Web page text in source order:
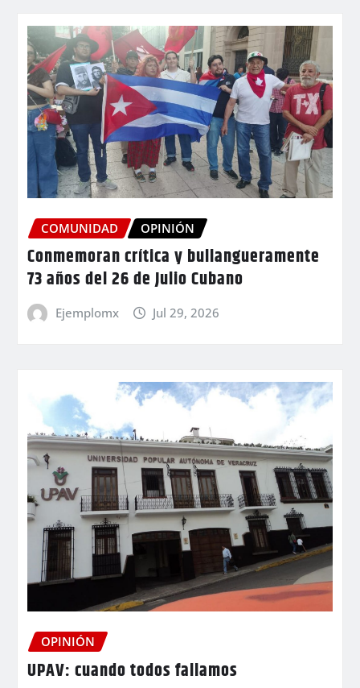
COMUNIDAD OPINIÓN
Conmemoran crítica y bullangueramente
73 años del 26 de Julio Cubano
Ejemplomx Jul 29, 2026
OPINIÓN
UPAV: cuando todos fallamos